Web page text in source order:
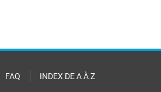
FAQ INDEX DE A À Z